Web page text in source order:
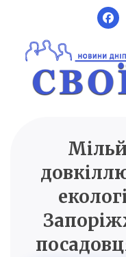
content
Новини